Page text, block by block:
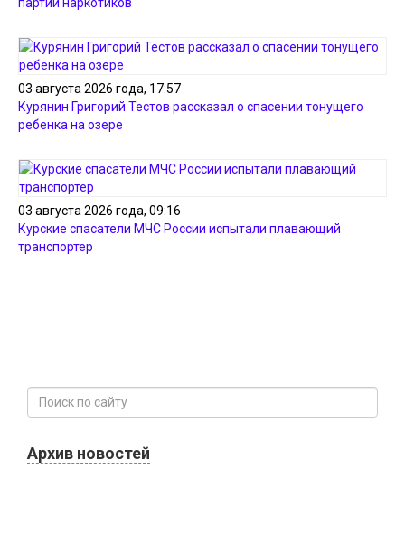
03 августа 2026 года, 17:57
Курянин Григорий Тестов рассказал о спасении тонущего
ребенка на озере
03 августа 2026 года, 09:16
Курские спасатели МЧС России испытали плавающий
транспортер
Архив новостей